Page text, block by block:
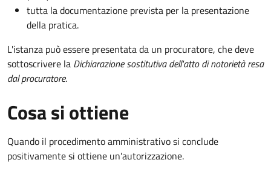
tutta la documentazione prevista per la presentazione
della pratica.
L'istanza può essere presentata da un procuratore, che deve
sottoscrivere la Dichiarazione sostitutiva dell'atto di notorietà resa
dal procuratore.
Cosa si ottiene
Quando il procedimento amministrativo si conclude
positivamente si ottiene un'autorizzazione.